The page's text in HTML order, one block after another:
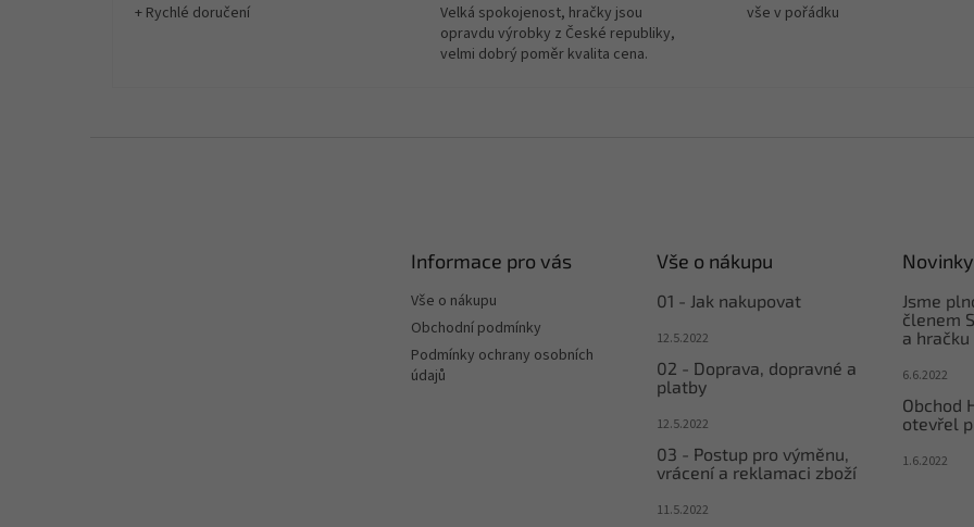
+ Rychlé doručení
Velká spokojenost, hračky jsou
opravdu výrobky z České republiky,
velmi dobrý poměr kvalita cena.
vše v pořádku
Informace pro vás
Vše o nákupu
Obchodní podmínky
Podmínky ochrany osobních
údajů
Vše o nákupu
01 - Jak nakupovat
12.5.2022
02 - Doprava, dopravné a
platby
12.5.2022
03 - Postup pro výměnu,
vrácení a reklamaci zboží
11.5.2022
Novinky
Jsme
členem
a hračku
6.6.2022
Obchod
otevřel
1.6.2022